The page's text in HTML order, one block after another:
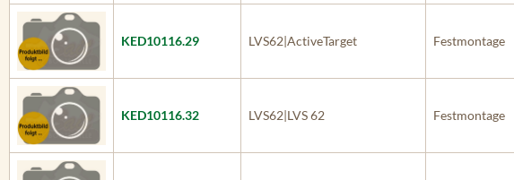
KED10116.29 LVS62|ActiveTarget Festmontage
KED10116.32 LVS62|LVS 62 Festmontage